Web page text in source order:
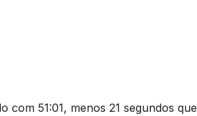
51:01, menos 21 segundos que